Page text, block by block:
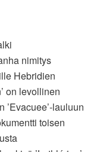
nimitys
Hebridien
on levollinen
lauluun
toisen